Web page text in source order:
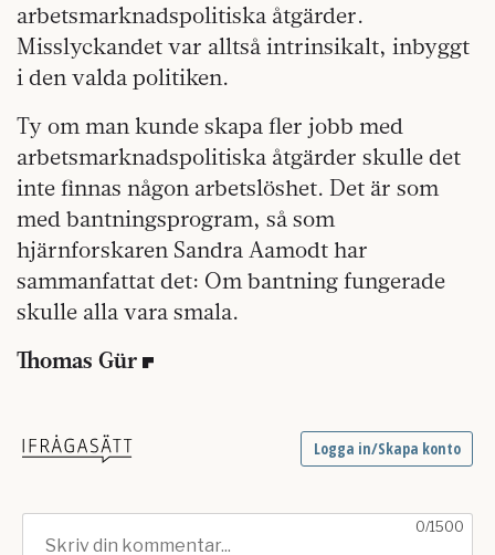
arbetsmarknadspolitiska åtgärder.
Misslyckandet var alltså intrinsikalt, inbyggt
i den valda politiken.
Ty om man kunde skapa fler jobb med
arbetsmarknadspolitiska åtgärder skulle det
inte finnas någon arbetslöshet. Det är som
med bantningsprogram, så som
hjärnforskaren Sandra Aamodt har
sammanfattat det: Om bantning fungerade
skulle alla vara smala.
Thomas Gür